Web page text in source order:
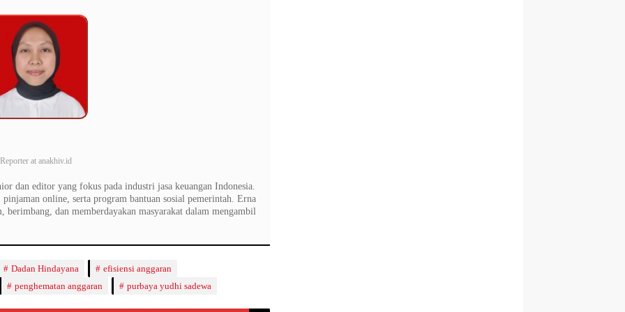
Reporter at anakhiv.id
dan editor yang fokus pada industri jasa keuangan Indonesia.
online, serta program bantuan sosial pemerintah. Erna
dan memberdayakan masyarakat dalam mengambil
Dadan Hindayana
efisiensi anggaran
penghematan anggaran
purbaya yudhi sadewa